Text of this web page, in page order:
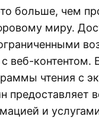
больше, чем
миру.
веб-
чтения с
и